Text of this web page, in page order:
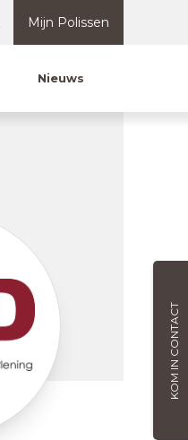
Mijn Polissen
Nieuws
KOM IN CONTACT